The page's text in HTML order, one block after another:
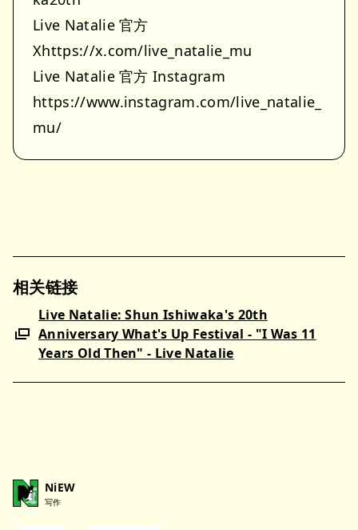
Live Natalie 官方
Xhttps://x.com/live_natalie_mu
Live Natalie 官方 Instagram
https://www.instagram.com/live_natalie_
mu/
相关链接
Live Natalie: Shun Ishiwaka's 20th
Anniversary What's Up Festival - "I Was 11
Years Old Then" - Live Natalie
NiEW
写作